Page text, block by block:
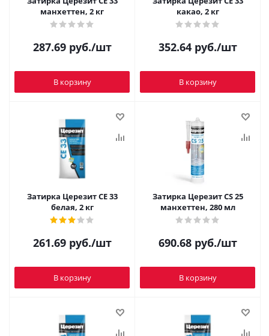
манхеттен, 2 кг
287.69руб./шт
В корзину
какао, 2 кг
352.64руб./шт
В корзину
Затирка Церезит CE 33
белая, 2 кг
261.69руб./шт
В корзину
Затирка Церезит CS 25
манхеттен, 280 мл
690.68руб./шт
В корзину